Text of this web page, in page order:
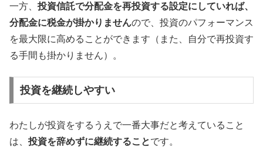
一方、 投資信託で分配金を再投資する設定にしていれば、
分配金に税金が掛かりませんので、投資のパフォーマンス
を最大限に高めることができます（また、自分で再投資す
る手間も掛かりません）。
投資を継続しやすい
わたしが投資をするうえで一番大事だと考えていること
は、 投資を辞めずに継続することです。